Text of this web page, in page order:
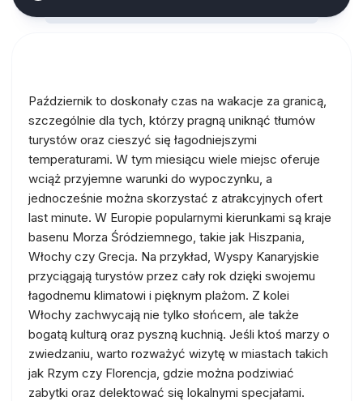
Październik to doskonały czas na wakacje za granicą,
szczególnie dla tych, którzy pragną uniknąć tłumów
turystów oraz cieszyć się łagodniejszymi
temperaturami. W tym miesiącu wiele miejsc oferuje
wciąż przyjemne warunki do wypoczynku, a
jednocześnie można skorzystać z atrakcyjnych ofert
last minute. W Europie popularnymi kierunkami są kraje
basenu Morza Śródziemnego, takie jak Hiszpania,
Włochy czy Grecja. Na przykład, Wyspy Kanaryjskie
przyciągają turystów przez cały rok dzięki swojemu
łagodnemu klimatowi i pięknym plażom. Z kolei
Włochy zachwycają nie tylko słońcem, ale także
bogatą kulturą oraz pyszną kuchnią. Jeśli ktoś marzy o
zwiedzaniu, warto rozważyć wizytę w miastach takich
jak Rzym czy Florencja, gdzie można podziwiać
zabytki oraz delektować się lokalnymi specjałami.